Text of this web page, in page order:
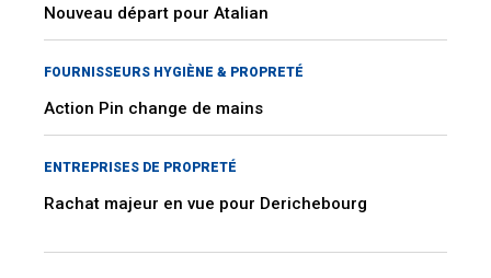
Nouveau départ pour Atalian
FOURNISSEURS HYGIÈNE & PROPRETÉ
Action Pin change de mains
ENTREPRISES DE PROPRETÉ
Rachat majeur en vue pour Derichebourg